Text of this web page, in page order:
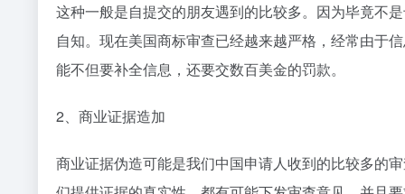
这种一般是自提交的朋友遇到的比较多。因为毕竟不
自知。现在美国商标审查已经越来越严格，经常由于
能不但要补全信息，还要交数百美金的罚款。
2、商业证据造加
商业证据伪造可能是我们中国申请人收到的比较多的